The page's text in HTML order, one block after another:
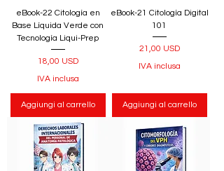
eBook-22 Citología en
Base Líquida Verde con
Tecnología Liqui-Prep
Prezzo
18,00 USD
IVA inclusa
Aggiungi al carrello
eBook-21 Citología Digital
101
Prezzo
21,00 USD
IVA inclusa
Aggiungi al carrello